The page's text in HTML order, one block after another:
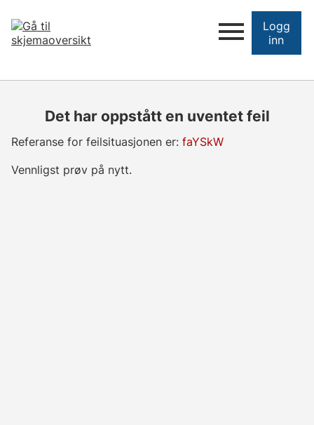
Logg
inn
Det har oppstått en uventet feil
Referanse for feilsituasjonen er: faYSkW
Vennligst prøv på nytt.